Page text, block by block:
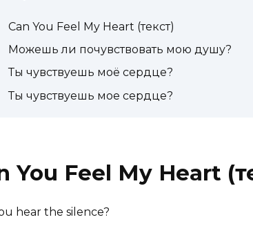
Can You Feel My Heart (текст)
Можешь ли почувствовать мою душу?
Ты чувствуешь моё сердце?
Ты чувствуешь мое сердце?
You Feel My Heart
hear the silence?